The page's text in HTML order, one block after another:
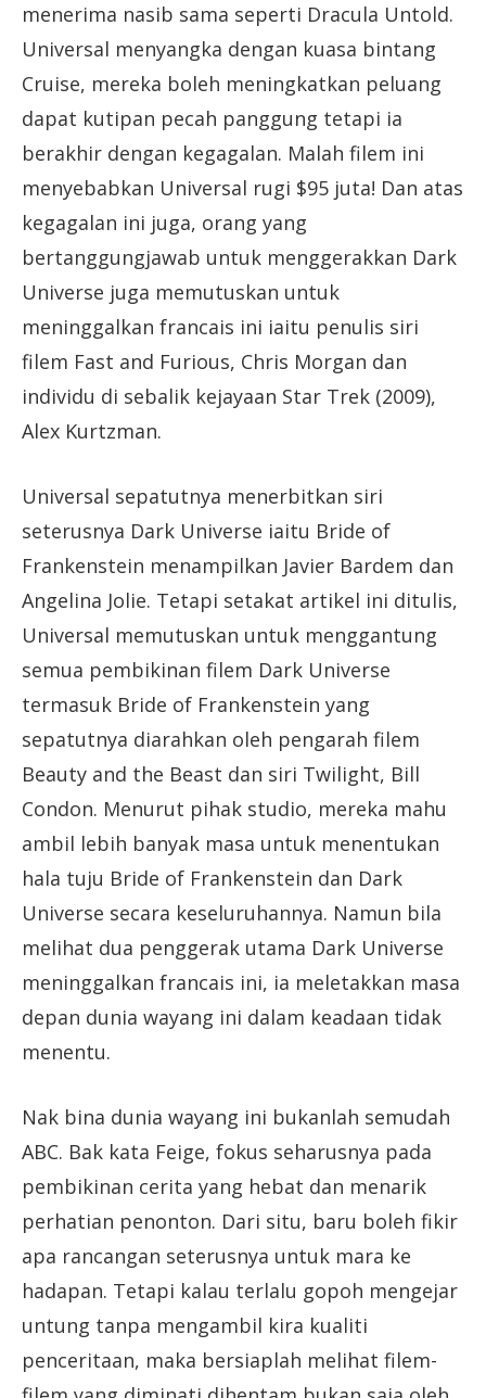
menerima nasib sama seperti Dracula Untold.
Universal menyangka dengan kuasa bintang
Cruise, mereka boleh meningkatkan peluang
dapat kutipan pecah panggung tetapi ia
berakhir dengan kegagalan. Malah filem ini
menyebabkan Universal rugi $95 juta! Dan atas
kegagalan ini juga, orang yang
bertanggungjawab untuk menggerakkan Dark
Universe juga memutuskan untuk
meninggalkan francais ini iaitu penulis siri
filem Fast and Furious, Chris Morgan dan
individu di sebalik kejayaan Star Trek (2009),
Alex Kurtzman.
Universal sepatutnya menerbitkan siri
seterusnya Dark Universe iaitu Bride of
Frankenstein menampilkan Javier Bardem dan
Angelina Jolie. Tetapi setakat artikel ini ditulis,
Universal memutuskan untuk menggantung
semua pembikinan filem Dark Universe
termasuk Bride of Frankenstein yang
sepatutnya diarahkan oleh pengarah filem
Beauty and the Beast dan siri Twilight, Bill
Condon. Menurut pihak studio, mereka mahu
ambil lebih banyak masa untuk menentukan
hala tuju Bride of Frankenstein dan Dark
Universe secara keseluruhannya. Namun bila
melihat dua penggerak utama Dark Universe
meninggalkan francais ini, ia meletakkan masa
depan dunia wayang ini dalam keadaan tidak
menentu.
Nak bina dunia wayang ini bukanlah semudah
ABC. Bak kata Feige, fokus seharusnya pada
pembikinan cerita yang hebat dan menarik
perhatian penonton. Dari situ, baru boleh fikir
apa rancangan seterusnya untuk mara ke
hadapan. Tetapi kalau terlalu gopoh mengejar
untung tanpa mengambil kira kualiti
penceritaan, maka bersiaplah melihat filem-